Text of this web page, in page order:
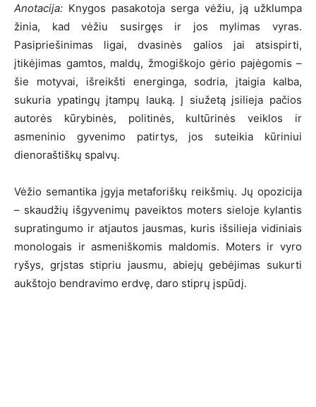
Anotacija: Knygos pasakotoja serga vėžiu, ją užklumpa
žinia, kad vėžiu susirgęs ir jos mylimas vyras.
Pasipriešinimas ligai, dvasinės galios jai atsispirti,
įtikėjimas gamtos, maldų, žmogiškojo gėrio pajėgomis –
šie motyvai, išreikšti energinga, sodria, įtaigia kalba,
sukuria ypatingų įtampų lauką. Į siužetą įsilieja pačios
autorės kūrybinės, politinės, kultūrinės veiklos ir
asmeninio gyvenimo patirtys, jos suteikia kūriniui
dienoraštiškų spalvų.
Vėžio semantika įgyja metaforiškų reikšmių. Jų opozicija
– skaudžių išgyvenimų paveiktos moters sieloje kylantis
supratingumo ir atjautos jausmas, kuris išsilieja vidiniais
monologais ir asmeniškomis maldomis. Moters ir vyro
ryšys, grįstas stipriu jausmu, abiejų gebėjimas sukurti
aukštojo bendravimo erdvę, daro stiprų įspūdį.